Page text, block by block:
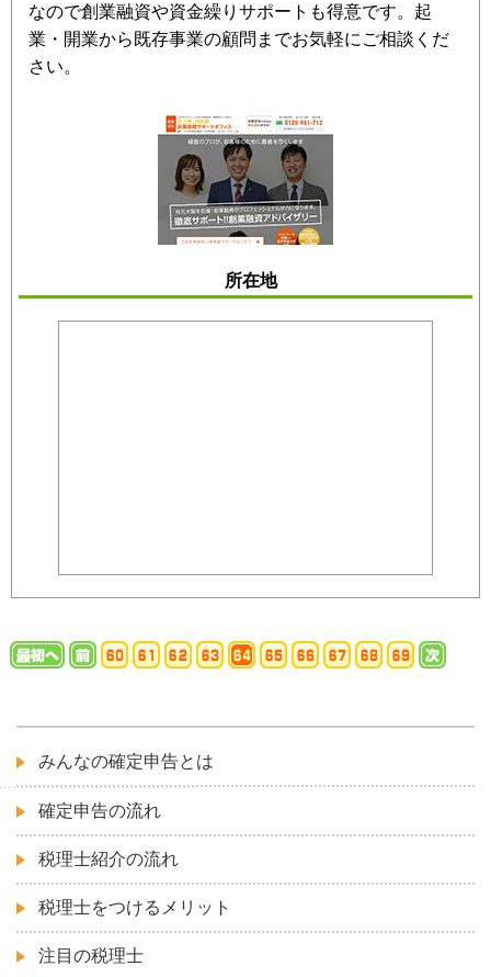
なので創業融資や資金繰りサポートも得意です。起
業・開業から既存事業の顧問までお気軽にご相談くだ
さい。
所在地
みんなの確定申告とは
確定申告の流れ
税理士紹介の流れ
税理士をつけるメリット
注目の税理士